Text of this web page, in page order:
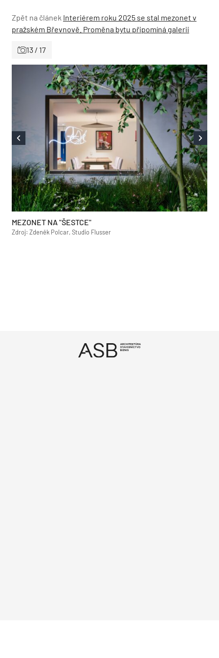
Zpět na článek Interiérem roku 2025 se stal mezonet v
pražském Břevnově. Proměna bytu připomíná galerii
13 / 17
MEZONET NA "ŠESTCE"
Zdroj: Zdeněk Polcar, Studio Flusser